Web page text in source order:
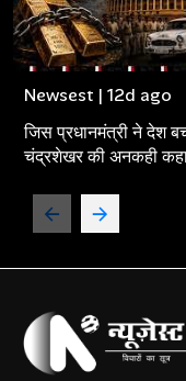
Newsest | 12d ago
जिस प्रधानमंत्री ने देश
चंद्रशेखर की अनकही